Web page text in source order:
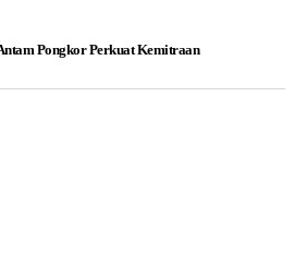
Pongkor Perkuat Kemitraan